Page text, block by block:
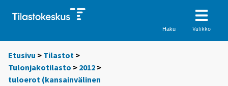
Haku Valikko
Etusivu > Tilastot >
Tulonjakotilasto > 2012 >
tuloerot (kansainvälinen